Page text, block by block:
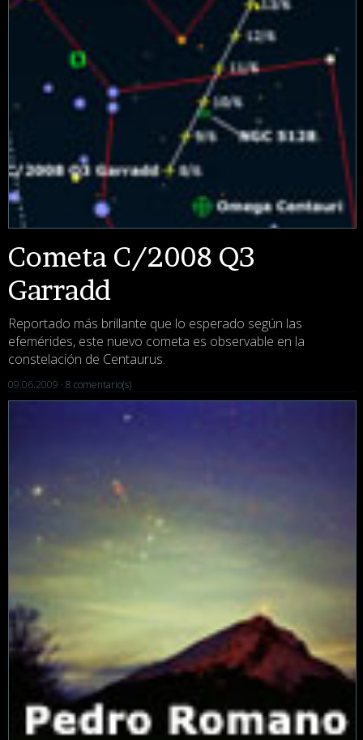
Cometa C/2008 Q3
Garradd
Reportado más brillante que lo esperado según las
efemérides, este nuevo cometa es observable en la
constelación de Centaurus.
09.06.2009 · 8 comentario(s)